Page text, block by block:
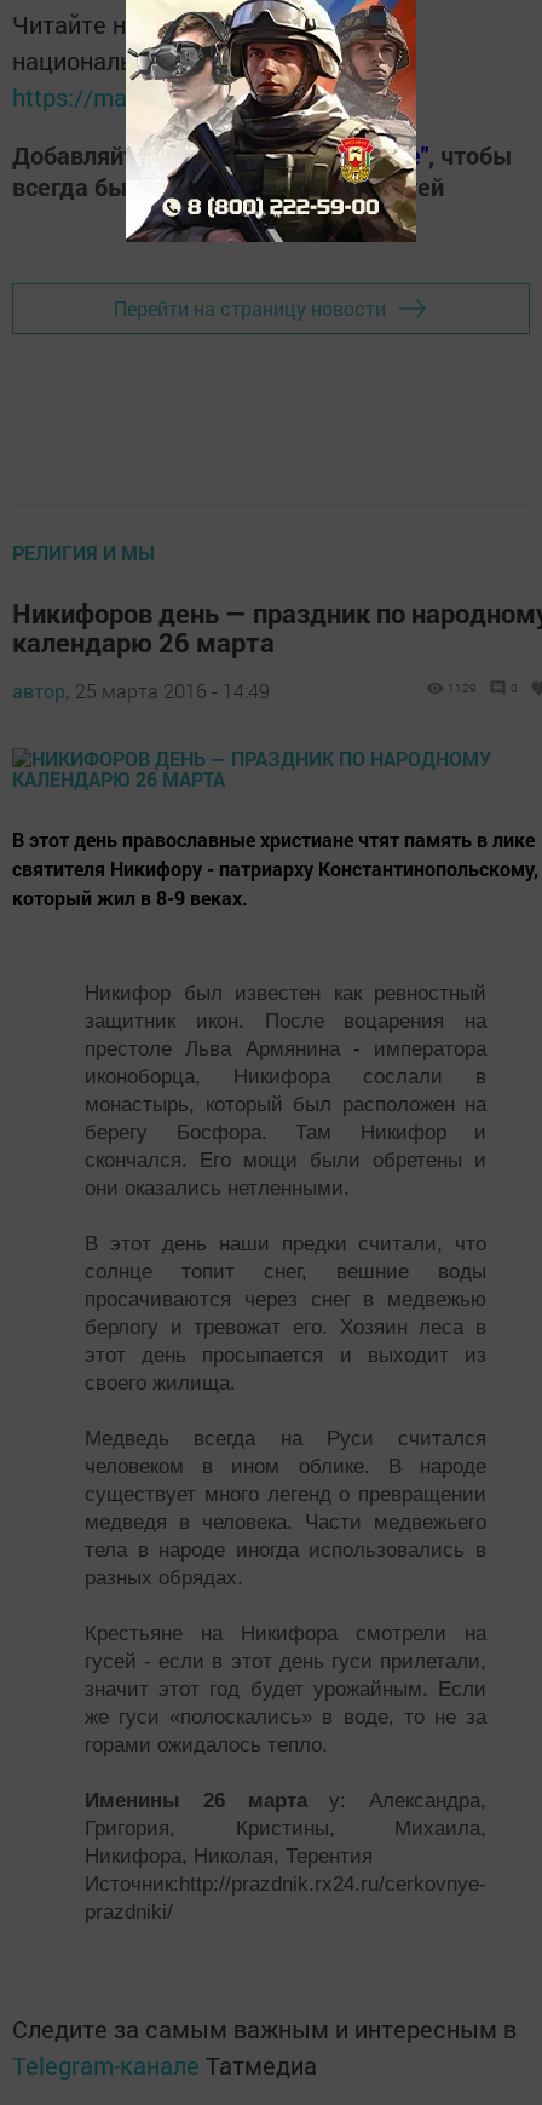
Читайте новости Татарстана в
национальном мессенджере MАХ:
https://max.ru/tatmedia
Добавляйте наш сайт в"Избранные", чтобы
всегда быть в курсе свежих новостей
Перейти на страницу новости
РЕЛИГИЯ И МЫ
Никифоров день — праздник по
календарю 26 марта
автор, 25 марта 2016 - 14:49 1129 0
В этот день православные христиане чтят память в лике
святителя Никифору - патриарху Константинопольскому,
который жил в 8-9 веках.
Никифор был известен как ревностный
защитник икон. После воцарения на
престоле Льва Армянина - императора
иконоборца, Никифора сослали в
монастырь, который был расположен на
берегу Босфора. Там Никифор и
скончался. Его мощи были обретены и
они оказались нетленными.
В этот день наши предки считали, что
солнце топит снег, вешние воды
просачиваются через снег в медвежью
берлогу и тревожат его. Хозяин леса в
этот день просыпается и выходит из
своего жилища.
Медведь всегда на Руси считался
человеком в ином облике. В народе
существует много легенд о превращении
медведя в человека. Части медвежьего
тела в народе иногда использовались в
разных обрядах.
Крестьяне на Никифора смотрели на
гусей - если в этот день гуси прилетали,
значит этот год будет урожайным. Если
же гуси «полоскались» в воде, то не за
горами ожидалось тепло.
Именины 26 мартау: Александра,
Григория, Кристины, Михаила,
Никифора, Николая, Терентия
Источник:http://prazdnik.rx24.ru/cerkovnye-
prazdniki/
Следите за самым важным и интересным в
Telegram-канале Татмедиа